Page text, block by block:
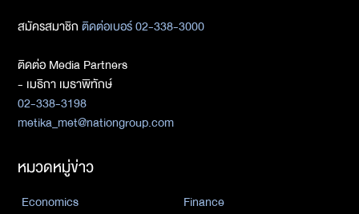
สมัครสมาชิกติดต่อเบอร์ 02-338-3000
ติดต่อ Media Partners
- เมธิกา เมธาพิทักษ์
02-338-3198
metika_met@nationgroup.com
หมวดหมู่ข่าว
Economics
Finance